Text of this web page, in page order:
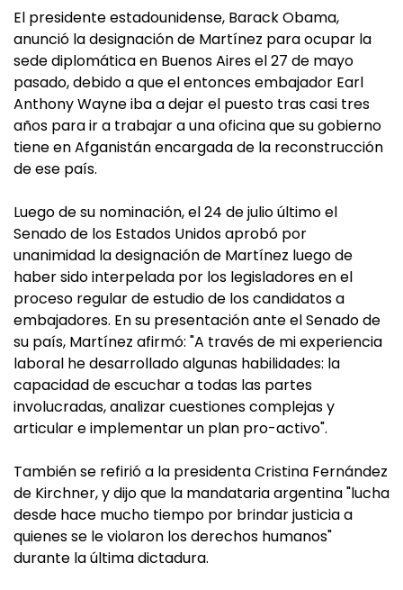
El presidente estadounidense, Barack Obama,
anunció la designación de Martínez para ocupar la
sede diplomática en Buenos Aires el 27 de mayo
pasado, debido a que el entonces embajador Earl
Anthony Wayne iba a dejar el puesto tras casi tres
años para ir a trabajar a una oficina que su gobierno
tiene en Afganistán encargada de la reconstrucción
de ese país.
Luego de su nominación, el 24 de julio último el
Senado de los Estados Unidos aprobó por
unanimidad la designación de Martínez luego de
haber sido interpelada por los legisladores en el
proceso regular de estudio de los candidatos a
embajadores. En su presentación ante el Senado de
su país, Martínez afirmó: "A través de mi experiencia
laboral he desarrollado algunas habilidades: la
capacidad de escuchar a todas las partes
involucradas, analizar cuestiones complejas y
articular e implementar un plan pro-activo".
También se refirió a la presidenta Cristina Fernández
de Kirchner, y dijo que la mandataria argentina "lucha
desde hace mucho tiempo por brindar justicia a
quienes se le violaron los derechos humanos"
durante la última dictadura.